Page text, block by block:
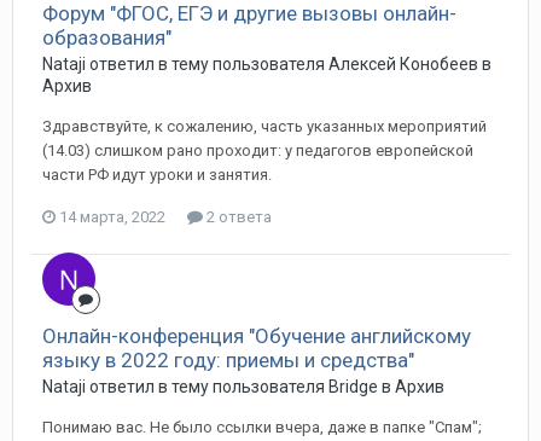
Форум "ФГОС, ЕГЭ и другие вызовы онлайн-
образования"
Nataji ответил в тему пользователя Алексей Конобеев в
Архив
Здравствуйте, к сожалению, часть указанных мероприятий
(14.03) слишком рано проходит: у педагогов европейской
части РФ идут уроки и занятия.
14 марта, 2022 2 ответа
Онлайн-конференция "Обучение английскому
языку в 2022 году: приемы и средства"
Nataji ответил в тему пользователя Bridge в Архив
Понимаю вас. Не было ссылки вчера, даже в папке "Спам";